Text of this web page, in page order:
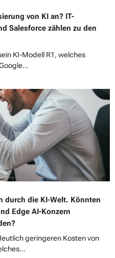
von KI an? IT-
Salesforce zählen zu den
KI-Modell R1, welches
durch die KI-Welt. Könnten
Edge AI-Konzern
geringeren Kosten von